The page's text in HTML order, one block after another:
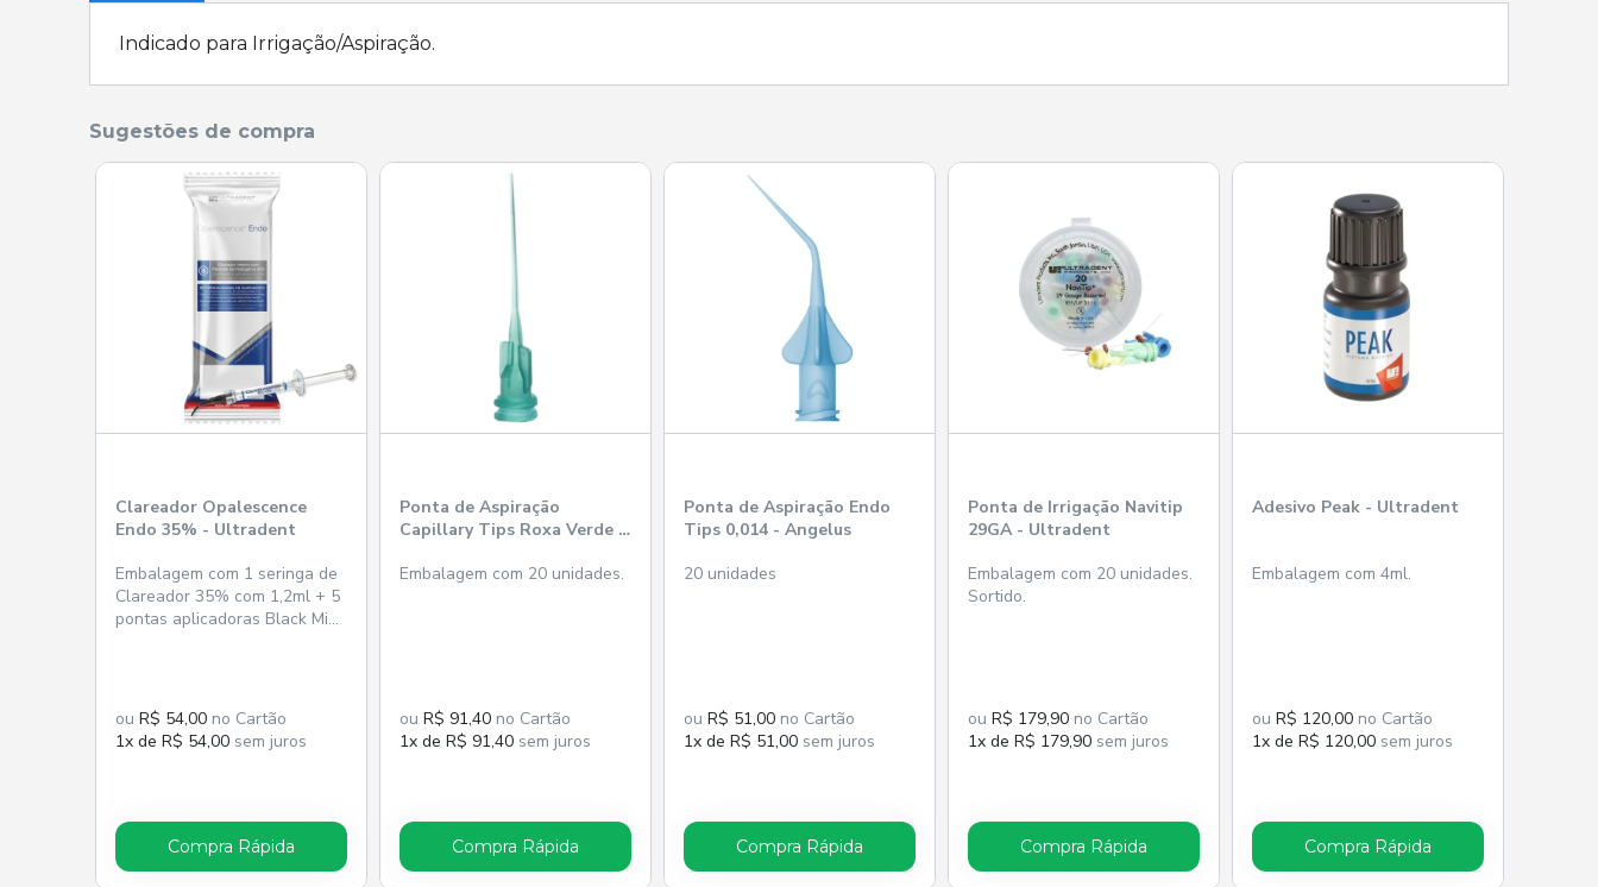
Indicado para Irrigação/Aspiração.
Sugestões de compra
Clareador Opalescence
Endo 35% - Ultradent
Embalagem com 1 seringa de
Clareador 35% com 1,2ml + 5
pontas aplicadoras Black Mini
ou R$ 54,00 no Cartão
1x de R$ 54,00 sem juros
Compra Rápida
Ponta de Aspiração
Capillary Tips Roxa Verde -
Embalagem com 20 unidades.
ou R$ 91,40 no Cartão
1x de R$ 91,40 sem juros
Compra Rápida
Ponta de Aspiração Endo
Tips 0,014 - Angelus
20 unidades
ou R$ 51,00 no Cartão
1x de R$ 51,00 sem juros
Compra Rápida
Ponta de Irrigação Navitip
29GA - Ultradent
Embalagem com 20 unidades.
Sortido.
ou R$ 179,90 no Cartão
1x de R$ 179,90 sem juros
Compra Rápida
Adesivo Peak - Ultradent
Embalagem com 4ml.
ou R$ 120,00 no Cartão
1x de R$ 120,00 sem juros
Compra Rápida